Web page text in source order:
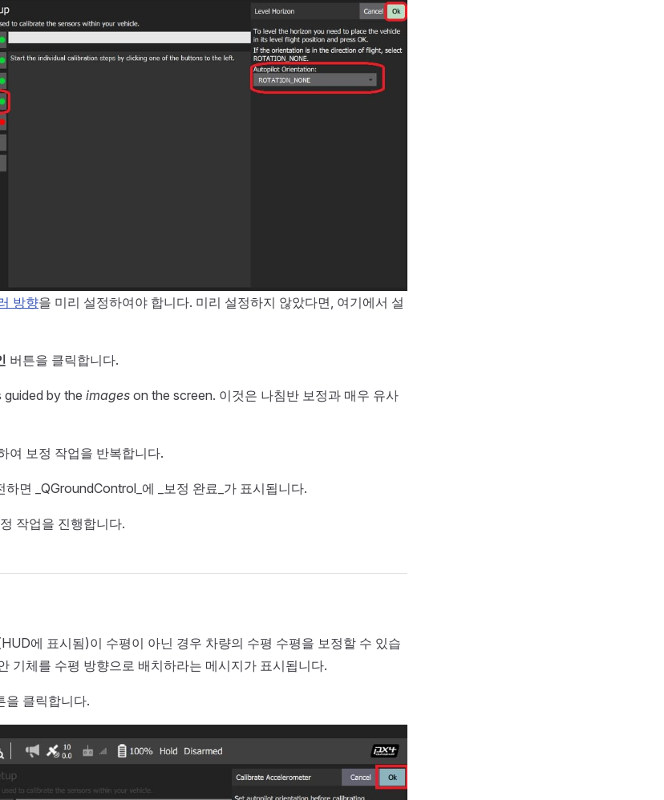
방향을 미리 설정하여야 합니다. 미리 설정하지 않았다면, 여기에서 설
버튼을 클릭합니다.
guided by the images on the screen. 이것은 나침반 보정과 매우 유사
여 보정 작업을 반복합니다.
면 _QGroundControl_에 _보정 완료_가 표시됩니다.
작업을 진행합니다.
에 표시됨)이 수평이 아닌 경우 차량의 수평 수평을 보정할 수 있습
기체를 수평 방향으로 배치하라는 메시지가 표시됩니다.
을 클릭합니다.